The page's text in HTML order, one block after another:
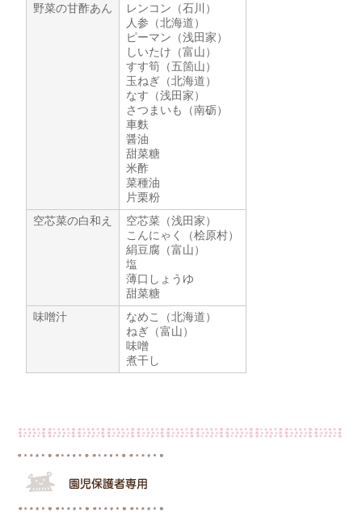
野菜の甘酢あん
レンコン（石川）
人参（北海道）
ピーマン（浅田家）
しいたけ（富山）
すす筍（五箇山）
玉ねぎ（北海道）
なす（浅田家）
さつまいも（南砺）
車麩
醤油
甜菜糖
米酢
菜種油
片栗粉
空芯菜の白和え
空芯菜（浅田家）
こんにゃく（桧原村）
絹豆腐（富山）
塩
薄口しょうゆ
甜菜糖
味噌汁
なめこ（北海道）
ねぎ（富山）
味噌
煮干し